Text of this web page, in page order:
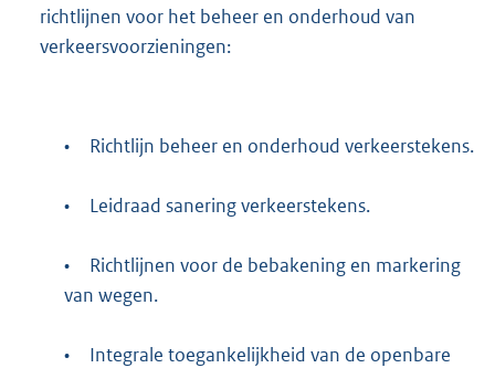
richtlijnen voor het beheer en onderhoud van
verkeersvoorzieningen:
• Richtlijn beheer en onderhoud verkeerstekens.
• Leidraad sanering verkeerstekens.
•
Richtlijnen voor de bebakening en markering
van wegen.
•
Integrale toegankelijkheid van de openbare